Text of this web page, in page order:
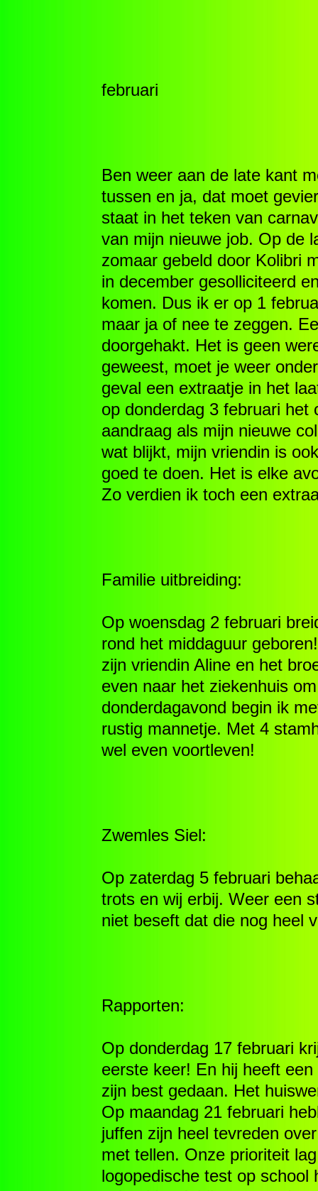
februari
Ben weer aan de late kant
tussen en ja, dat moet
staat in het teken van
van mijn nieuwe job. Op de
zomaar gebeld door Kolibri
in december gesolliciteerd
komen. Dus ik er op 1
maar ja of nee te zeggen.
doorgehakt. Het is geen
geweest, moet je weer
geval een extraatje in het
op donderdag 3 februari het
aandraag als mijn nieuwe
wat blijkt, mijn vriendin is
goed te doen. Het is elke
Zo verdien ik toch een
Familie uitbreiding:
Op woensdag 2 februari
rond het middaguur
zijn vriendin Aline en het
even naar het ziekenhuis
donderdagavond begin ik
rustig mannetje. Met 4
wel even voortleven!
Zwemles Siel:
Op zaterdag 5 februari
trots en wij erbij. Weer een
niet beseft dat die nog heel
Rapporten:
Op donderdag 17 februari
eerste keer! En hij heeft
zijn best gedaan. Het
Op maandag 21 februari
juffen zijn heel tevreden
met tellen. Onze prioriteit
logopedische test op